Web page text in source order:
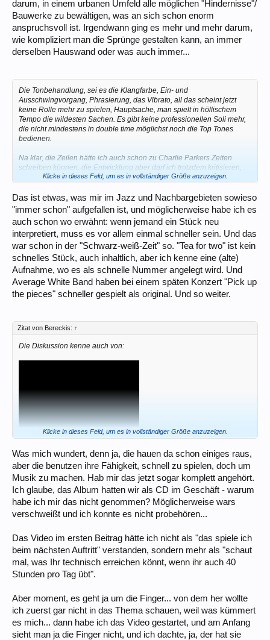
darum, in einem urbanen Umfeld alle möglichen "Hindernisse"/
Bauwerke zu bewältigen, was an sich schon enorm
anspruchsvoll ist. Irgendwann ging es mehr und mehr darum,
wie kompliziert man die Sprünge gestalten kann, an immer
derselben Hauswand oder was auch immer...
Die Tonbehandlung, sei es die Klangfarbe, Ein- und
Ausschwingvorgang, Phrasierung, das Vibrato, all das scheint jetzt
keine Rolle mehr zu spielen, Hauptsache, man spielt in höllischem
Tempo die wildesten Sachen. Es gibt keine professionellen Soli mehr,
die nicht mindestens in double time möglichst noch die Top Tones
bedienen.
Na klar, die Zeilen hätte ich auch schon zu Charlie Parkers Zeiten
schreiben können, die Entwicklung aber darf ich trotzdem kritisieren,
gerade denn, wenn man im Workshop eine vorbildliche Rolle
Klicke in dieses Feld, um es in vollständiger Größe anzuzeigen.
Das ist etwas, was mir im Jazz und Nachbargebieten sowieso
"immer schon" aufgefallen ist, und möglicherweise habe ich es
auch schon wo erwähnt: wenn jemand ein Stück neu
interpretiert, muss es vor allem einmal schneller sein. Und das
war schon in der "Schwarz-weiß-Zeit" so. "Tea for two" ist kein
schnelles Stück, auch inhaltlich, aber ich kenne eine (alte)
Aufnahme, wo es als schnelle Nummer angelegt wird. Und
Average White Band haben bei einem späten Konzert "Pick up
the pieces" schneller gespielt als original. Und so weiter.
Zitat von Bereckis: ↑
Die Diskussion kenne auch von:
Klicke in dieses Feld, um es in vollständiger Größe anzuzeigen.
Was mich wundert, denn ja, die hauen da schon einiges raus,
aber die benutzen ihre Fähigkeit, schnell zu spielen, doch um
Musik zu machen. Hab mir das jetzt sogar komplett angehört.
Ich glaube, das Album hatten wir als CD im Geschäft - warum
habe ich mir das nicht genommen? Möglicherweise wars
verschweißt und ich konnte es nicht probehören...
Das Video im ersten Beitrag hätte ich nicht als "das spiele ich
beim nächsten Auftritt" verstanden, sondern mehr als "schaut
mal, was Ihr technisch erreichen könnt, wenn ihr auch 40
Stunden pro Tag übt".
Aber moment, es geht ja um die Finger... von dem her wollte
ich zuerst gar nicht in das Thema schauen, weil was kümmert
es mich... dann habe ich das Video gestartet, und am Anfang
sieht man ja die Finger nicht, und ich dachte, ja, der hat sie